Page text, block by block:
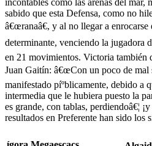
sabido que esta Defensa, como no
â€œranaâ€, y al no llegar a
determinante, venciendo la jugadora
en 21 movimientos. Victoria también
Juan Gaitín: â€œCon un poco de mal
manifestado píºblicamente, debido a
intermedia que le hubiera puesto la
es grande, con tablas, perdiendoâ€¦
resultados en Preferente han sido los